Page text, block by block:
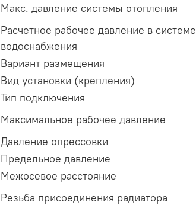
Макс. давление системы отопления
Расчетное рабочее давление в системе
водоснабжения
Вариант размещения
Вид установки (крепления)
Тип подключения
Максимальное рабочее давление
Давление опрессовки
Предельное давление
Межосевое расстояние
Резьба присоединения радиатора